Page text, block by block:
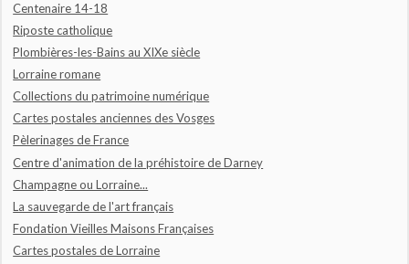
Centenaire 14-18
Riposte catholique
Plombières-les-Bains au XIXe siècle
Lorraine romane
Collections du patrimoine numérique
Cartes postales anciennes des Vosges
Pèlerinages de France
Centre d'animation de la préhistoire de Darney
Champagne ou Lorraine...
La sauvegarde de l'art français
Fondation Vieilles Maisons Françaises
Cartes postales de Lorraine